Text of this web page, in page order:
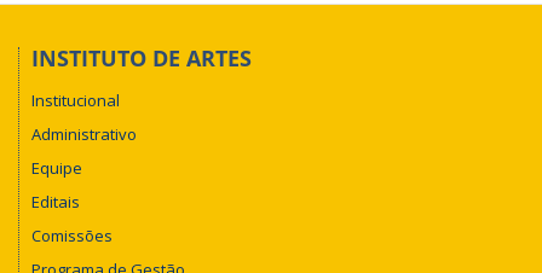
INSTITUTO DE ARTES
Institucional
Administrativo
Equipe
Editais
Comissões